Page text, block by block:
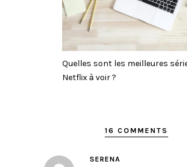
Quelles sont les meilleures
Netflix à voir ?
16 COMMENTS
SERENA